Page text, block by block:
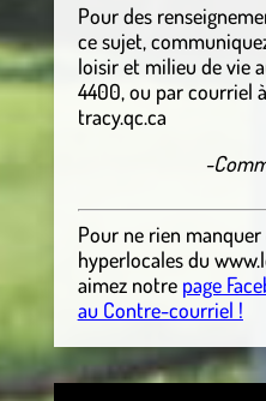
Pour des
ce sujet,
loisir et milieu de vie
4400, ou par courriel
tracy.qc.ca
-
Pour ne rien
hyperlocalesdu
aimez notre page
au Contre-courriel !